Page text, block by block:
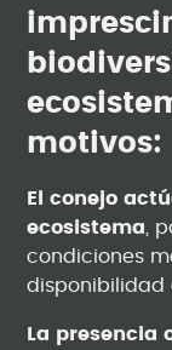
motivos:
El conejo
ecosistema ,
condiciones
disponibilidad
La presencia